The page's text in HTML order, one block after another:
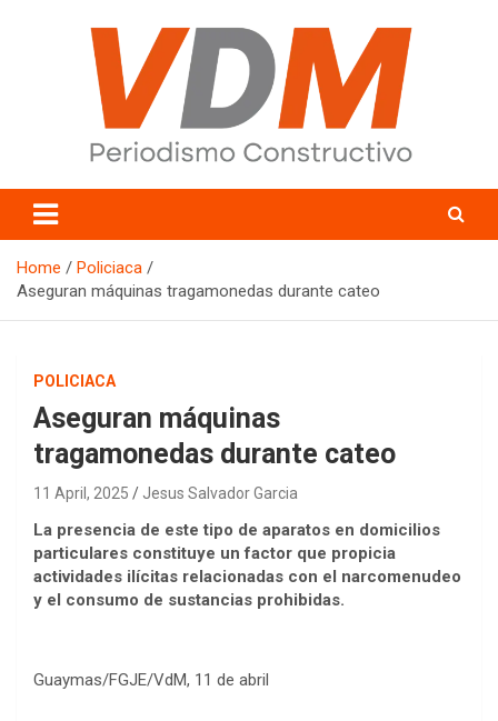
valledelmayo.com
Home
Policiaca
Aseguran máquinas tragamonedas durante cateo
POLICIACA
Aseguran máquinas
tragamonedas durante cateo
11 April, 2025 Jesus Salvador Garcia
La presencia de este tipo de aparatos en domicilios
particulares constituye un factor que propicia
actividades ilícitas relacionadas con el narcomenudeo
y el consumo de sustancias prohibidas.
Guaymas/FGJE/VdM, 11 de abril